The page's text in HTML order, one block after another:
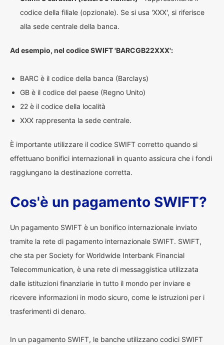
codice della filiale (opzionale). Se si usa 'XXX', si riferisce
alla sede centrale della banca.
Ad esempio, nel codice SWIFT 'BARCGB22XXX':
BARC è il codice della banca (Barclays)
GB è il codice del paese (Regno Unito)
22 è il codice della località
XXX rappresenta la sede centrale.
È importante utilizzare il codice SWIFT corretto quando si
effettuano bonifici internazionali in quanto assicura che i fondi
raggiungano la destinazione corretta.
Cos'è un pagamento SWIFT?
Un pagamento SWIFT è un bonifico internazionale inviato
tramite la rete di pagamento internazionale SWIFT. SWIFT,
che sta per Society for Worldwide Interbank Financial
Telecommunication, è una rete di messaggistica utilizzata
dalle istituzioni finanziarie in tutto il mondo per inviare e
ricevere informazioni in modo sicuro, come le istruzioni per i
trasferimenti di denaro.
In un pagamento SWIFT, le banche utilizzano codici SWIFT